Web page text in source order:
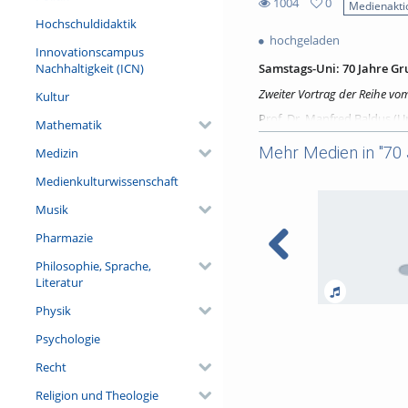
Hochschuldidaktik
Innovationscampus
Nachhaltigkeit (ICN)
Kultur
Mathematik
Medizin
Medienkulturwissenschaft
Musik
Pharmazie
Philosophie, Sprache,
Literatur
Physik
Psychologie
Recht
Religion und Theologie
views
favorites
hochgeladen
Samstags-Uni: 70 Jahre
Zweiter Vortrag der Reihe
Prof. Dr. Manfred Baldus
„Die Würde des
Supernorm des
Bereitstellung gefördert
Referent/in:
Prof. Dr. Manfred Baldus
Mehr Medien in "70